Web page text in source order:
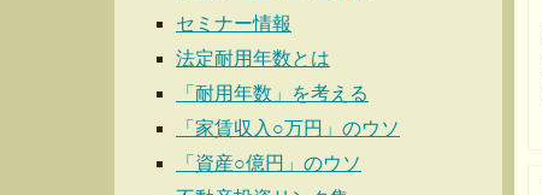
セミナー情報
法定耐用年数とは
「耐用年数」を考える
「家賃収入○万円」のウソ
「資産○億円」のウソ